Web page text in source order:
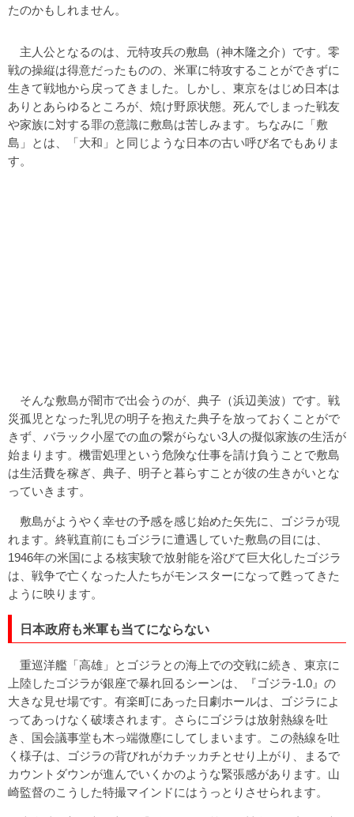
たのかもしれません。
主人公となるのは、元特攻兵の敷島（神木隆之介）です。零
戦の操縦は得意だったものの、米軍に特攻することができずに
生きて戦地から戻ってきました。しかし、東京をはじめ日本は
ありとあらゆるところが、焼け野原状態。死んでしまった戦友
や家族に対する罪の意識に敷島は苦しみます。ちなみに「敷
島」とは、「大和」と同じような日本の古い呼び名でもありま
す。
そんな敷島が闇市で出会うのが、典子（浜辺美波）です。戦
災孤児となった乳児の明子を抱えた典子を放っておくことがで
きず、バラック小屋での血の繋がらない3人の擬似家族の生活が
始まります。機雷処理という危険な仕事を請け負うことで敷島
は生活費を稼ぎ、典子、明子と暮らすことが彼の生きがいとな
っていきます。
敷島がようやく幸せの予感を感じ始めた矢先に、ゴジラが現
れます。終戦直前にもゴジラに遭遇していた敷島の目には、
1946年の米国による核実験で放射能を浴びて巨大化したゴジラ
は、戦争で亡くなった人たちがモンスターになって甦ってきた
ように映ります。
日本政府も米軍も当てにならない
重巡洋艦「高雄」とゴジラとの海上での交戦に続き、東京に
上陸したゴジラが銀座で暴れ回るシーンは、『ゴジラ-1.0』の
大きな見せ場です。有楽町にあった日劇ホールは、ゴジラによ
ってあっけなく破壊されます。さらにゴジラは放射熱線を吐
き、国会議事堂も木っ端微塵にしてしまいます。この熱線を吐
く様子は、ゴジラの背びれがカチッカチとせり上がり、まるで
カウントダウンが進んでいくかのような緊張感があります。山
崎監督のこうした特撮マインドにはうっとりさせられます。